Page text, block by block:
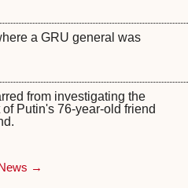
a GRU general was
from investigating the
Putin's 76-year-old friend
→